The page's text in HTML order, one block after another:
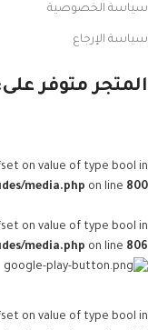
سياسة الخصوصية
سياسة الإرجاع
المتجر متوفر
on value of type bool in
media.php on line 800
on value of type bool in
media.php on line 806
on value of type bool in